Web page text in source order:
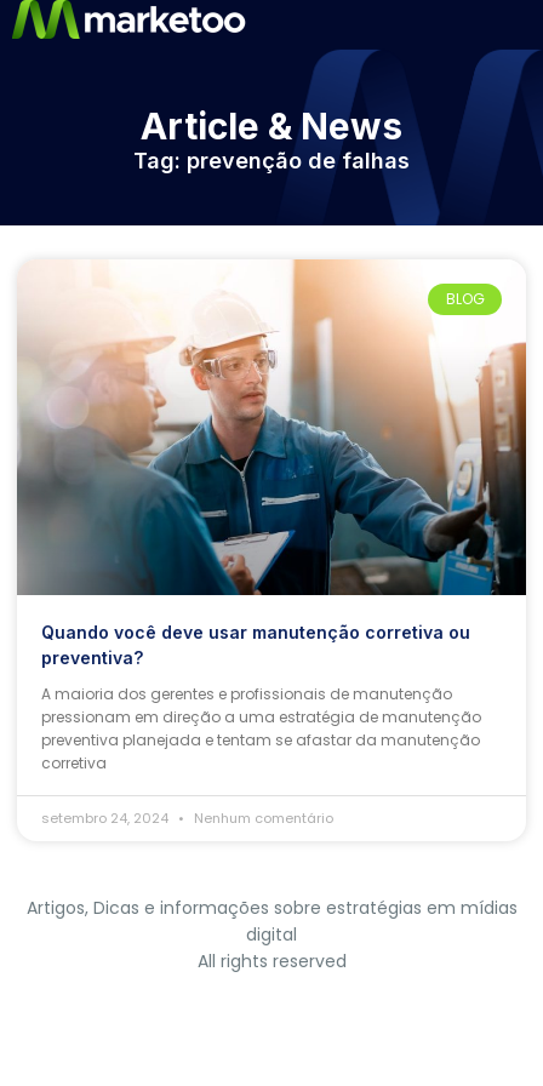
Article & News
Tag: prevenção de falhas
BLOG
Quando você deve usar manutenção corretiva ou
preventiva?
A maioria dos gerentes e profissionais de manutenção
pressionam em direção a uma estratégia de manutenção
preventiva planejada e tentam se afastar da manutenção
corretiva
setembro 24, 2024 Nenhum comentário
Artigos, Dicas e informações sobre estratégias em mídias
digital
All rights reserved